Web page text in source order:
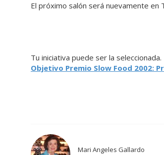
El próximo salón será nuevamente
Tu iniciativa puede ser la
Objetivo Premio Slow Food 2002:
Mari Angeles Gallardo